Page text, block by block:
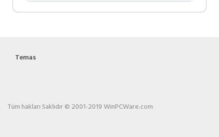
Temas
Tüm hakları Saklıdır © 2001-2019 WinPCWare.com